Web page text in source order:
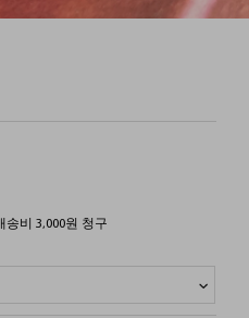
송비 3,000원 청구